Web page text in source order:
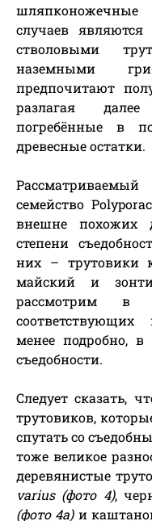
шляпконожечные
случаев
стволовыми
наземными
предпочитают
разлагая
погребённые в
древесные остатки.
семейство
внешне похожих
степени
них – трутовики
майский и
рассмотрим в
менее подробно, в
съедобности.
Следует сказать,
трутовиков,
спутать со
тоже великое
деревянистые
varius (фото 4),
(фото 4а) и